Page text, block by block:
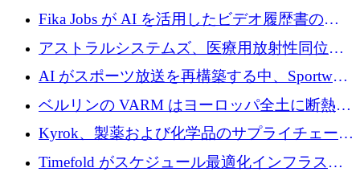
化するために 1,300 万ユーロを調達
Fika Jobs が AI を活用したビデオ履歴書のた
めに 400 万ドルを調達
アストラルシステムズ、医療用放射性同位元
素の世界的な不足に対処するために2,300万ポ
ンドを調達
AI がスポーツ放送を再構築する中、Sportway
が 2,000 万ユーロを調達
ベルリンの VARM はヨーロッパ全土に断熱材
を拡張するために 1,750 万ユーロを投資
Kyrok、製薬および化学品のサプライチェーン
に AI を導入するために 310 万ユーロを確保
Timefold がスケジュール最適化インフラスト